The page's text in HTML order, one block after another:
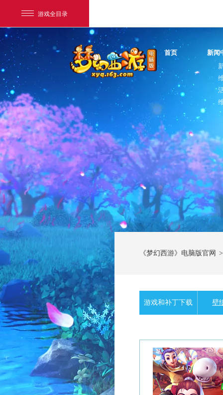
游戏全目录
网易游戏
游戏爱好者
我的足迹： 梦幻西游电脑版
首页
新闻
《梦幻西游》电脑版官网 >
游戏和补丁下载 壁